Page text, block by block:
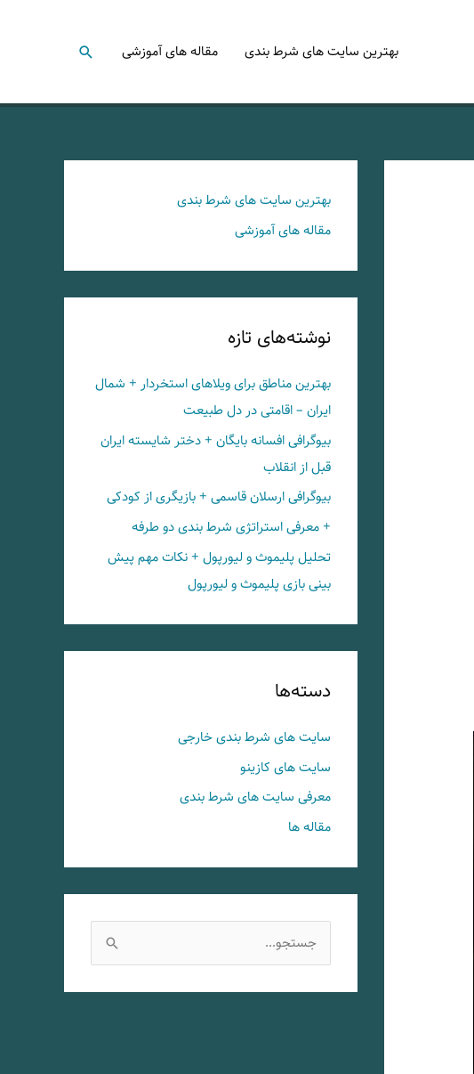
بهترین سایت های شرط بندی مقاله های آموزشی جستجو
بهترین سایت های شرط بندی
مقاله های آموزشی
نوشته‌های تازه
بهترین مناطق برای ویلاهای استخردار + شمال
ایران – اقامتی در دل طبیعت
بیوگرافی افسانه بایگان + دختر شایسته ایران
قبل از انقلاب
بیوگرافی ارسلان قاسمی + بازیگری از کودکی
+ معرفی استراتژی شرط بندی دو طرفه
تحلیل پلیموث و لیورپول + نکات مهم پیش
بینی بازی پلیموث و لیورپول
دسته‌ها
سایت های شرط بندی خارجی
سایت های کازینو
معرفی سایت های شرط بندی
مقاله ها
س
ت